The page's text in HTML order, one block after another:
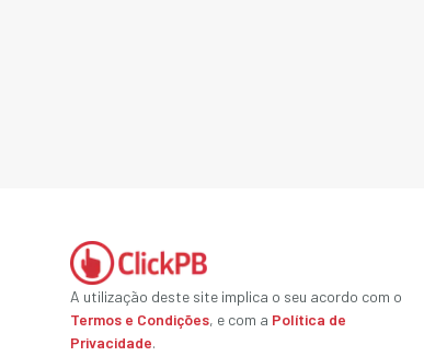
A utilização deste site implica o seu acordo com o
Termos e Condições, e com a Política de
Privacidade.